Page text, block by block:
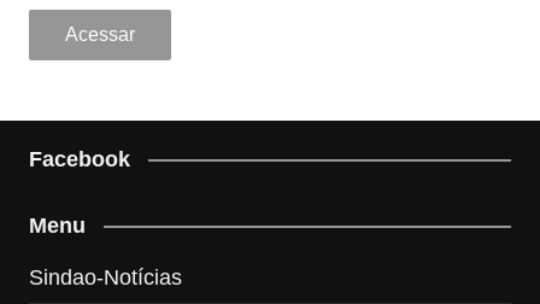
Facebook
Menu
Sindao-Notícias